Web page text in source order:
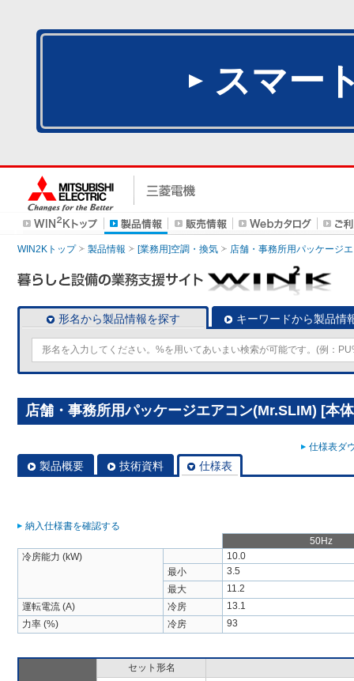
スマー
WIN2Kトップ 製品情報 [業務用]空調・換気 店舗・事務所用パッケージ
形名から製品情報を探す キーワードから製品情
店舗・事務所用パッケージエアコン(Mr.SLIM) [本
仕様表ダ
製品概要 技術資料 仕様表
納入仕様書を確認する
50Hz
冷房能力 (kW)
10.0
最小
3.5
最大
11.2
運転電流 (A)
冷房
13.1
力率 (%)
冷房 93
セット形名